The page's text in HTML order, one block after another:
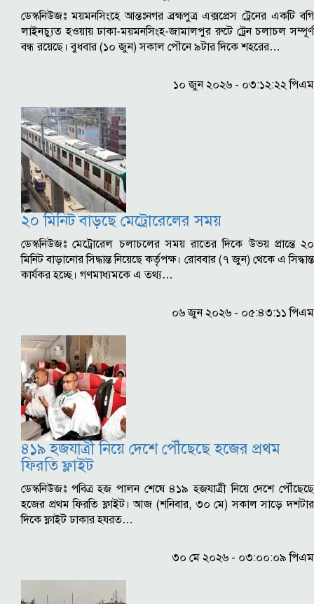
ডেস্কনিউজঃ ময়মনসিংহে আন্তঃনগর ব্রহ্মপুত্র এক্সপ্রেস ট্রেনের একটি বগি
লাইনচ্যুত হওয়ায় ঢাকা-ময়মনসিংহ-জামালপুর রুটে ট্রেন চলাচল সম্পূর্ণ
বন্ধ রয়েছে। বুধবার (১০ জুন) সকাল পৌনে ৯টার দিকে শহরের…
১০ জুন ২০২৬ - ০৩:১২:২২ পিএম
২০ মিনিট বাড়ছে মেট্রোরেলের সময়
ডেস্কনিউজঃ মেট্রোরেল চলাচলের সময় রাতের দিকে উভয় প্রান্তে ২০
মিনিট বাড়ানোর সিদ্ধান্ত নিয়েছে কর্তৃপক্ষ। রোববার (৭ জুন) থেকে এ সিদ্ধান্ত
কার্যকর হচ্ছে। গণমাধ্যমকে এ তথ্য…
০৬ জুন ২০২৬ - ০৫:৪৩:১১ পিএম
৪১৯ হজযাত্রী নিয়ে দেশে পৌঁছেছে হজের প্রথম
ফিরতি ফ্লাইট
ডেস্কনিউজঃ পবিত্র হজ পালন শেষে ৪১৯ হজযাত্রী নিয়ে দেশে পৌঁছেছে
হজের প্রথম ফিরতি ফ্লাইট। আজ (শনিবার, ৩০ মে) সকাল সাড়ে দশটার
দিকে ফ্লাইট ঢাকার হযরত…
৩০ মে ২০২৬ - ০৩:০০:০৯ পিএম